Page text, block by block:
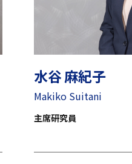
水谷 麻紀子
Makiko Suitani
主席研究員